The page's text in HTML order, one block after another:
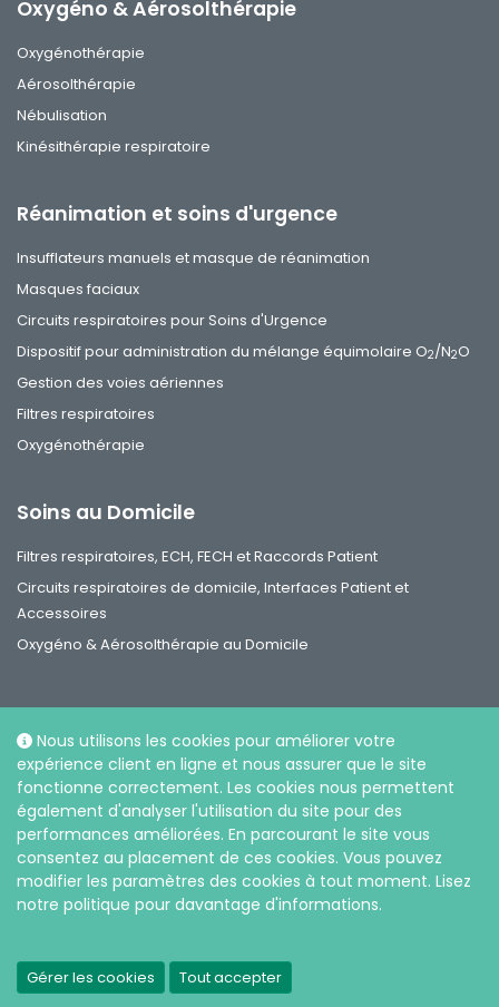
Nous utilisons les cookies pour améliorer votre
expérience client en ligne et nous assurer que le site
fonctionne correctement. Les cookies nous permettent
également d'analyser l'utilisation du site pour des
performances améliorées. En parcourant le site vous
consentez au placement de ces cookies. Vous pouvez
modifier les paramètres des cookies à tout moment. Lisez
notre politique pour davantage d'informations.
Gérer les cookies Tout accepter
Oxygéno & Aérosolthérapie
Oxygénothérapie
Aérosolthérapie
Nébulisation
Kinésithérapie respiratoire
Réanimation et soins d'urgence
Insufflateurs manuels et masque de réanimation
Masques faciaux
Circuits respiratoires pour Soins d'Urgence
Dispositif pour administration du mélange équimolaire O2/N2O
Gestion des voies aériennes
Filtres respiratoires
Oxygénothérapie
Soins au Domicile
Filtres respiratoires, ECH, FECH et Raccords Patient
Circuits respiratoires de domicile, Interfaces Patient et
Accessoires
Oxygéno & Aérosolthérapie au Domicile
Réseaux sociaux
l’utilisation des cookies